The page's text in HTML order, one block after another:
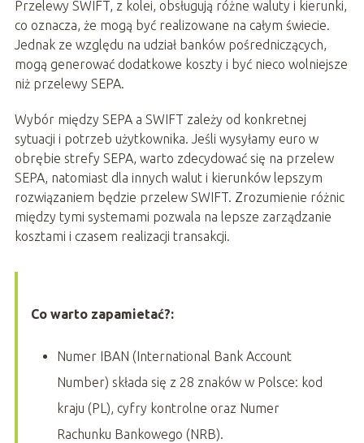
Przelewy SWIFT, z kolei, obsługują różne waluty i kierunki,
co oznacza, że mogą być realizowane na całym świecie.
Jednak ze względu na udział banków pośredniczących,
mogą generować dodatkowe koszty i być nieco wolniejsze
niż przelewy SEPA.
Wybór między SEPA a SWIFT zależy od konkretnej
sytuacji i potrzeb użytkownika. Jeśli wysyłamy euro w
obrębie strefy SEPA, warto zdecydować się na przelew
SEPA, natomiast dla innych walut i kierunków lepszym
rozwiązaniem będzie przelew SWIFT. Zrozumienie różnic
między tymi systemami pozwala na lepsze zarządzanie
kosztami i czasem realizacji transakcji.
Co warto zapamietać?:
Numer IBAN (International Bank Account
Number) składa się z 28 znaków w Polsce: kod
kraju (PL), cyfry kontrolne oraz Numer
Rachunku Bankowego (NRB).